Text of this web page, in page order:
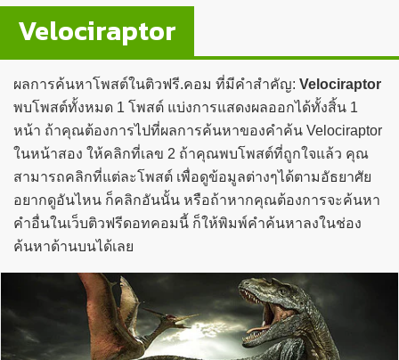
Velociraptor
ผลการค้นหาโพสต์ในติวฟรี.คอม ที่มีคำสำคัญ: Velociraptor
พบโพสต์ทั้งหมด 1 โพสต์ แบ่งการแสดงผลออกได้ทั้งสิ้น 1
หน้า ถ้าคุณต้องการไปที่ผลการค้นหาของคำค้น Velociraptor
ในหน้าสอง ให้คลิกที่เลข 2 ถ้าคุณพบโพสต์ที่ถูกใจแล้ว คุณ
สามารถคลิกที่แต่ละโพสต์ เพื่อดูข้อมูลต่างๆได้ตามอัธยาศัย
อยากดูอันไหน ก็คลิกอันนั้น หรือถ้าหากคุณต้องการจะค้นหา
คำอื่นในเว็บติวฟรีดอทคอมนี้ ก็ให้พิมพ์คำค้นหาลงในช่อง
ค้นหาด้านบนได้เลย